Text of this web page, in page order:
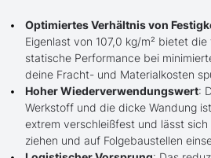
Optimiertes Verhältnis von
Eigenlast von 107,0 kg/m² bietet
statische Performance bei
deine Fracht- und Materialkosten
Hoher Wiederverwendungswert:
Werkstoff und die dicke Wandung
extrem verschleißfest und lässt
ziehen und auf Folgebaustellen